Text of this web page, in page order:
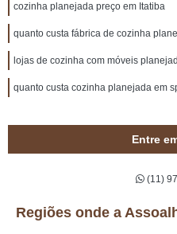
cozinha planejada preço em Itatiba
quanto custa fábrica de cozinha
lojas de cozinha com móveis
quanto custa cozinha planejada em
Entre
(11)
Regiões onde a